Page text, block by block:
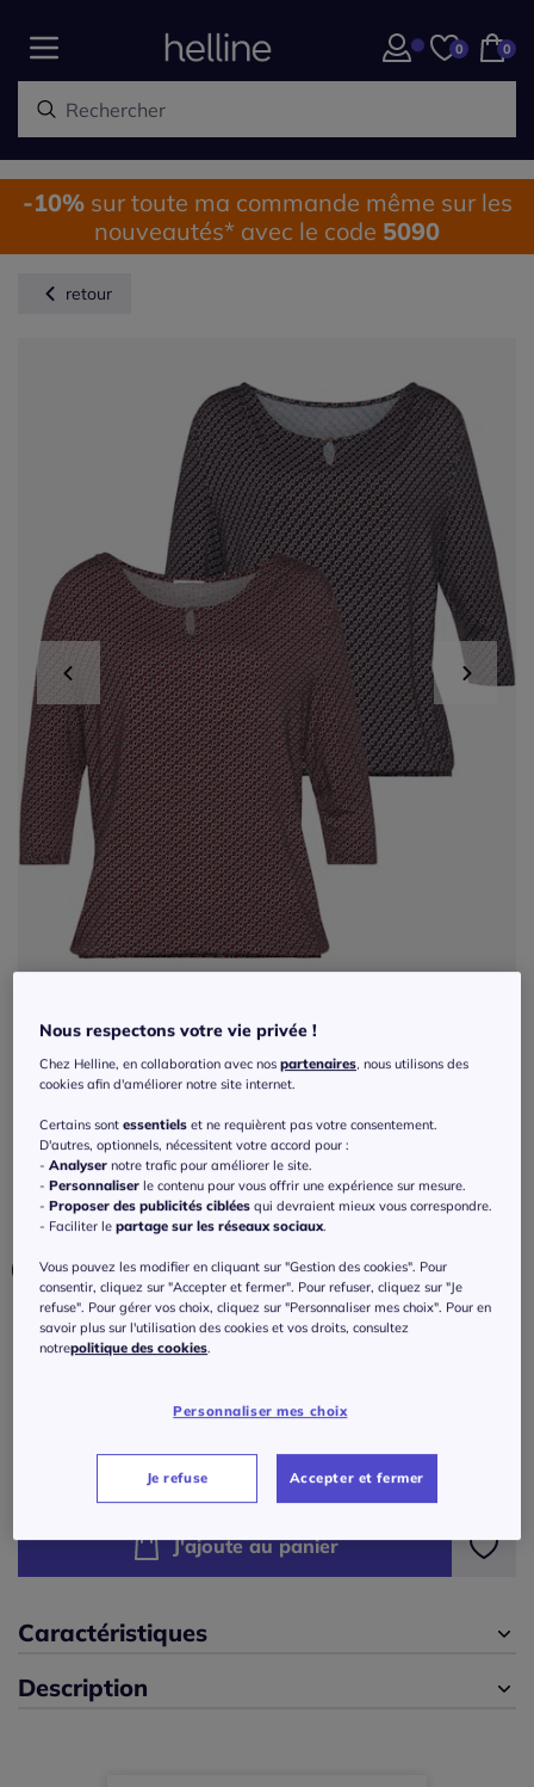
0 0
-10%sur toute ma commande même sur les
nouveautés* avec le code 5090
retour
Exclu web
T-shirt à manches 3/4 avec encolure ronde
Réf : 264.770.009 4.5/5 - 2
Couleur :mûre, marine
Taille :
En stock
46/48 -En stock
50/52 -En stock
J'ajoute au panier
Caractéristiques
Description
Nous respectons votre vie privée !
Chez Helline, en collaboration avec nospartenaires, nous utilisons des
cookies afin d'améliorer notre site internet.
Certains sontessentiels et ne requièrent pas votre consentement.
D'autres, optionnels, nécessitent votre accord pour :
-Analyser notre trafic pour améliorer le site.
-Personnaliser le contenu pour vous offrir une expérience sur mesure.
-Proposer des publicités ciblées qui devraient mieux vous correspondre.
- Faciliter lepartage sur les réseaux sociaux.
Vous pouvez les modifier en cliquant sur "Gestion des cookies". Pour
consentir, cliquez sur "Accepter et fermer". Pour refuser, cliquez sur "Je
refuse". Pour gérer vos choix, cliquez sur "Personnaliser mes choix". Pour en
savoir plus sur l'utilisation des cookies et vos droits, consultez
notrepolitique des cookies.
Personnaliser mes choix
Je refuse Accepter et fermer